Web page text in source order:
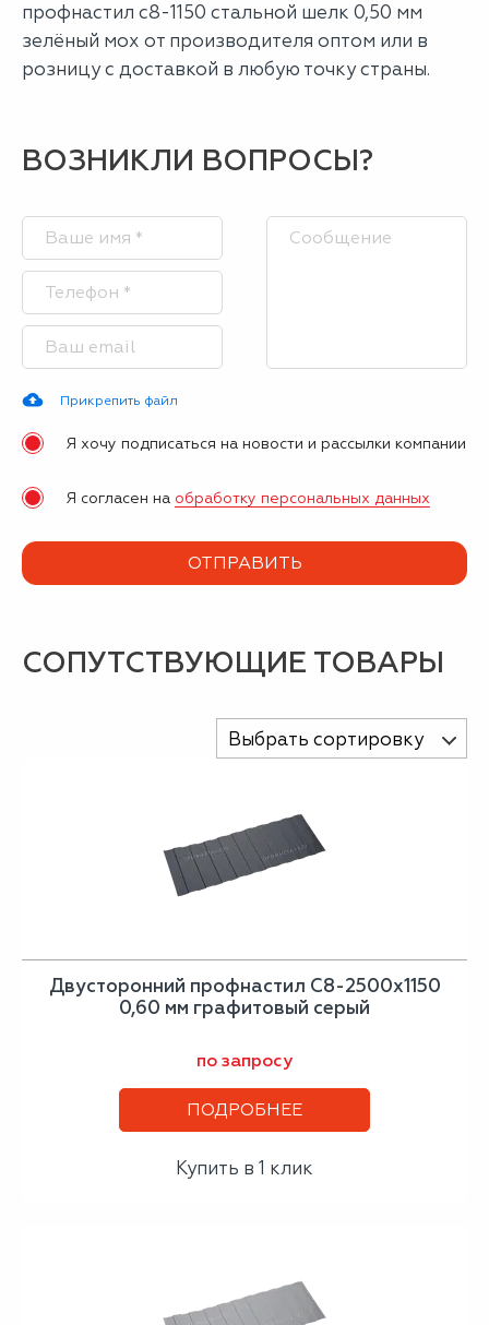
профнастил с8-1150 стальной шелк 0,50 мм
зелёный мох от производителя оптом или в
розницу с доставкой в любую точку страны.
ВОЗНИКЛИ ВОПРОСЫ?
Прикрепить файл
Я хочу подписаться на новости и рассылки компании
Я согласен на обработку персональных данных
СОПУТСТВУЮЩИЕ ТОВАРЫ
Выбрать сортировку
Двусторонний профнастил С8-2500х1150
0,60 мм графитовый серый
по запросу
ПОДРОБНЕЕ
Купить в 1 клик